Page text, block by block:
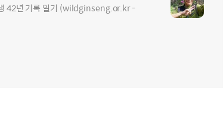
42년 기록 일기 (wildginseng.or.kr -